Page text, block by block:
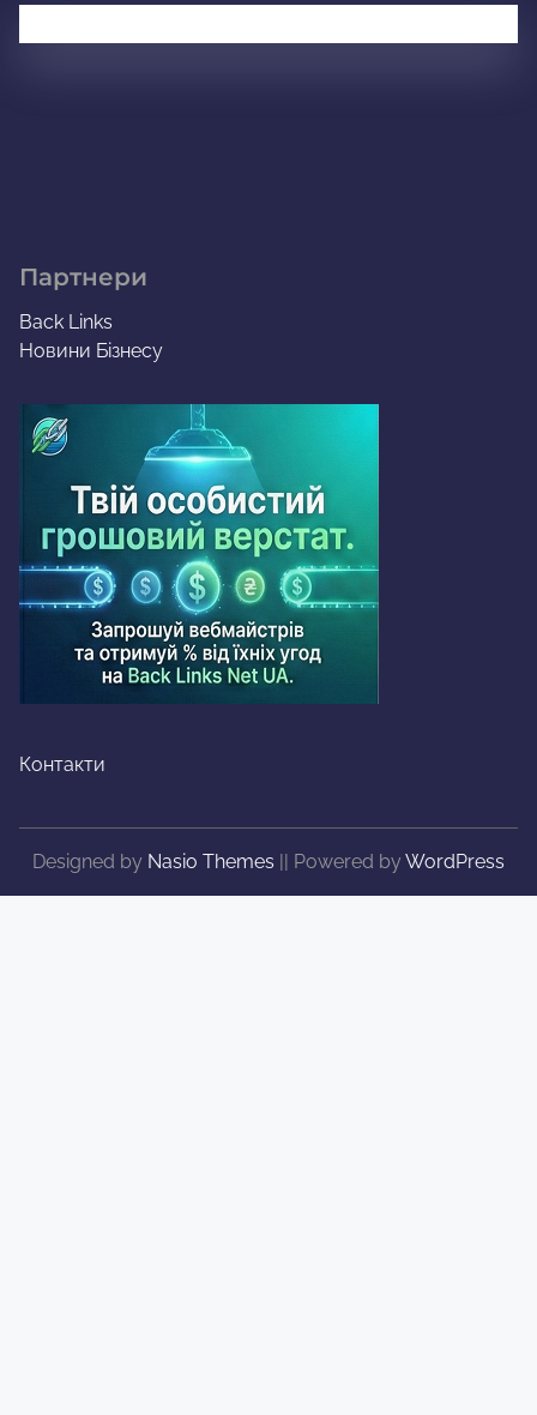
Партнери
Back Links
Новини Бізнесу
Контакти
Designed by Nasio Themes || Powered by WordPress